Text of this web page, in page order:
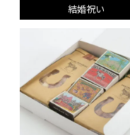
結婚祝い